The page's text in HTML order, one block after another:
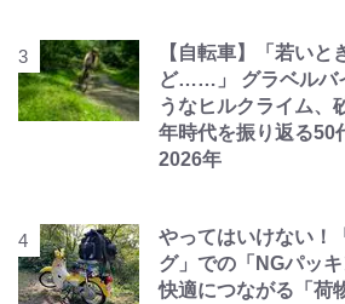
【自転車】「若いと
ど……」 グラベルバ
うなヒルクライム、
年時代を振り返る50
2026年
やってはいけない！
グ」での「NGパッ
快適につながる「荷